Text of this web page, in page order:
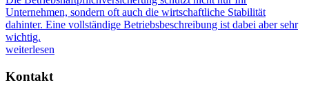
Unternehmen, sondern oft auch die wirtschaftliche Stabilität
dahinter. Eine vollständige Betriebsbeschreibung ist dabei aber sehr
wichtig.
weiterlesen
Kontakt